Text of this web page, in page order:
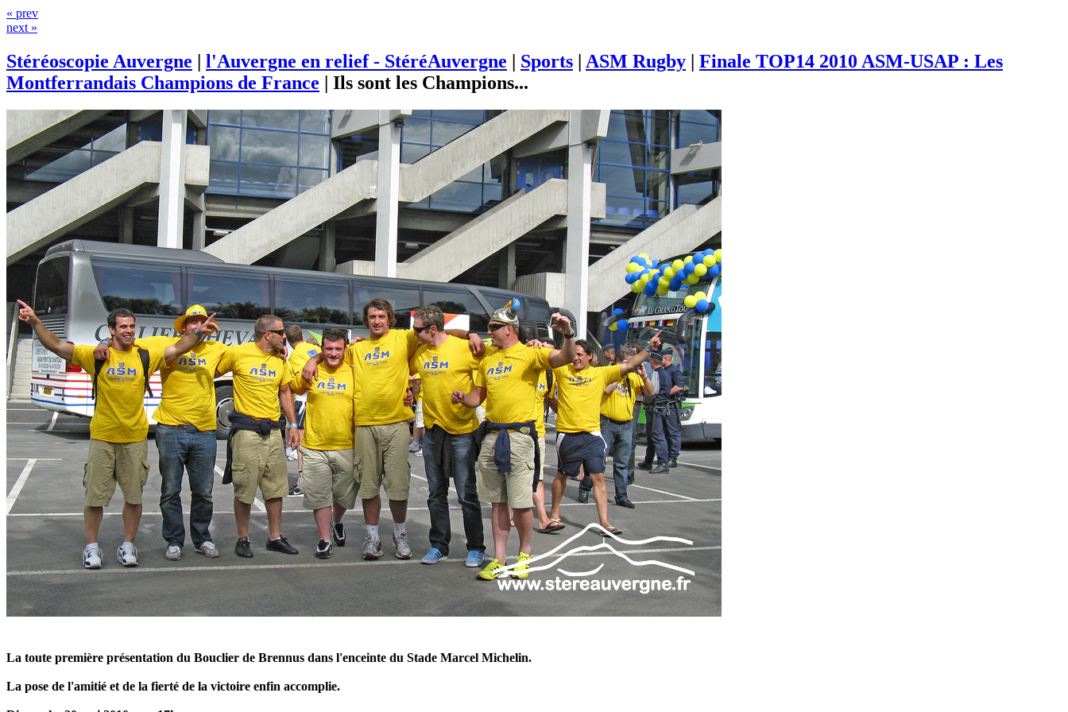
« prev
next »
Stéréoscopie Auvergne | l'Auvergne en relief - StéréAuvergne | Sports | ASM Rugby | Finale TOP14 2010 ASM-USAP : Les
Montferrandais Champions de France | Ils sont les Champions...
La toute première présentation du Bouclier de Brennus dans l'enceinte du Stade Marcel Michelin.
La pose de l'amitié et de la fierté de la victoire enfin accomplie.